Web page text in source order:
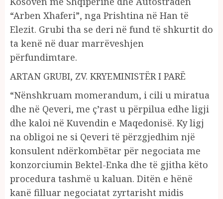
“Arben Xhaferi”, nga Prishtina në Han të
Elezit. Grubi tha se deri në fund të shkurtit do
ta kenë në duar marrëveshjen
përfundimtare.
ARTAN GRUBI, ZV. KRYEMINISTËR I PARË
“Nënshkruam momerandum, i cili u miratua
dhe në Qeveri, me ç’rast u përpilua edhe ligji
dhe kaloi në Kuvendin e Maqedonisë. Ky ligj
na obligoi ne si Qeveri të përzgjedhim një
konsulent ndërkombëtar për negociata me
konzorciumin Bektel-Enka dhe të gjitha këto
procedura tashmë u kaluan. Ditën e hënë
kanë filluar negociatat zyrtarisht midis